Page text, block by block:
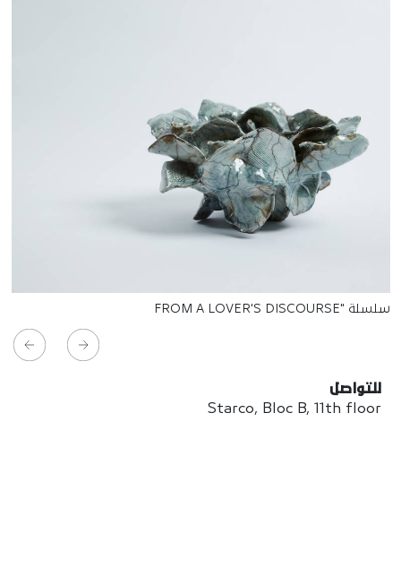
سلسلة "FROM A LOVER'S DISCOURSE
للتواصل
Starco, Bloc B, 11th floor